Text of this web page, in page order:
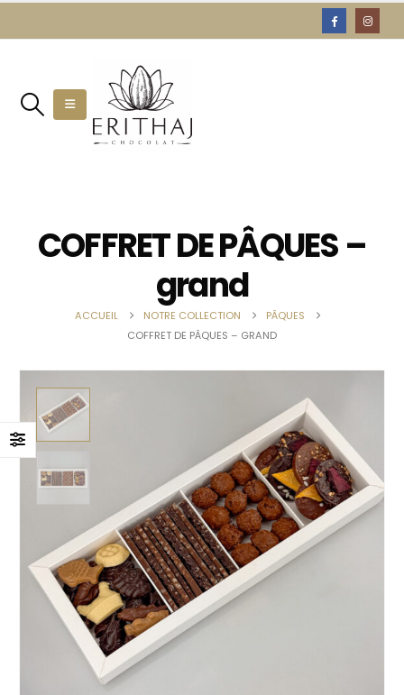
COFFRET DE PÂQUES –
grand
ACCUEIL NOTRE COLLECTION
PÂQUES
COFFRET DE PÂQUES – GRAND